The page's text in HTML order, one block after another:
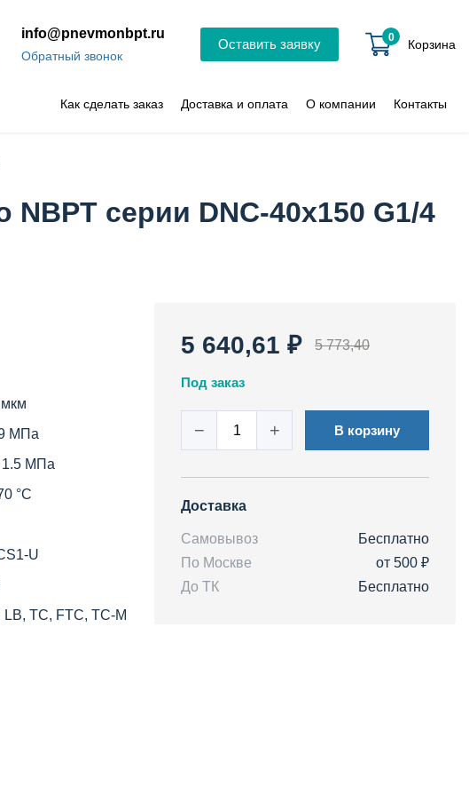
info@pnevmonbpt.ru
Обратный звонок
Оставить заявку 0 Корзина
Как сделать заказ Доставка и оплата О компании Контакты
серии DNC-40x150 G1/4
мкм
МПа
1.5 МПа
°С
U
TC, FTC, TC-M
5 640,61 ₽ 5 773,40
Под заказ
− + В корзину
Доставка
Самовывоз
Бесплатно
По Москве
от 500 ₽
До ТК
Бесплатно